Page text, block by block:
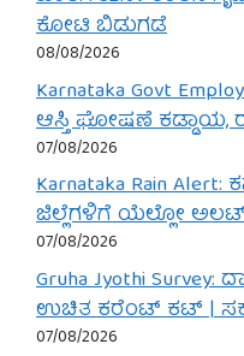
ಕೋಟಿ ಬಿಡುಗಡೆ
08/08/2026
Karnataka Govt
ಆಸ್ತಿ ಘೋಷಣೆ ಕಡ್ಡಾಯ,
07/08/2026
Karnataka Rain
ಜಿಲ್ಲೆಗಳಿಗೆ ಯೆಲ್ಲೋ
07/08/2026
Gruha Jyothi
ಉಚಿತ ಕರೆಂಟ್ ಕಟ್ |
07/08/2026